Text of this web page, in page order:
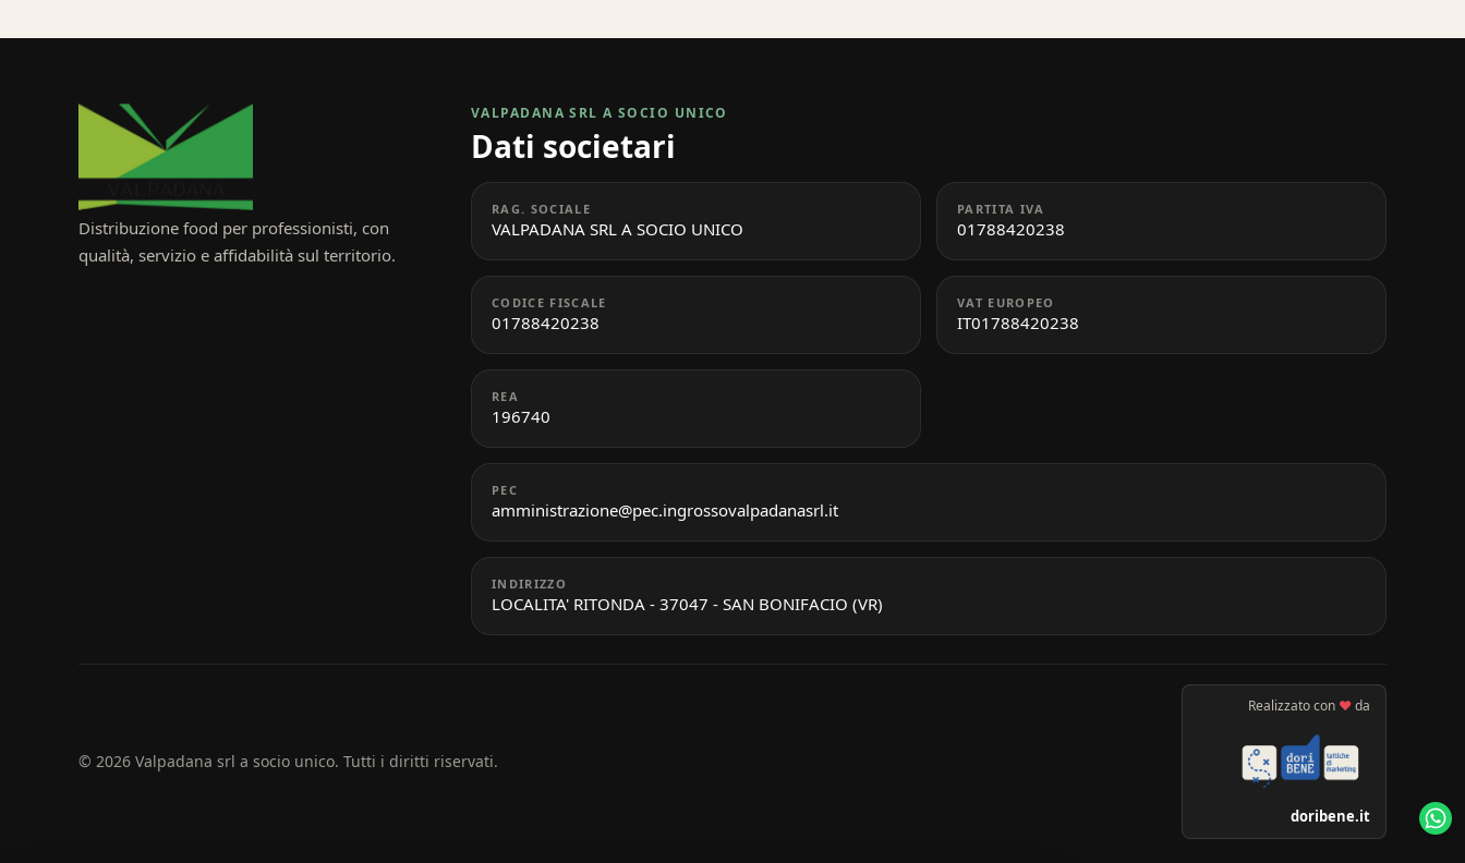
Distribuzione food per professionisti, con
qualità, servizio e affidabilità sul territorio.
VALPADANA SRL A SOCIO UNICO
Dati societari
RAG. SOCIALE
VALPADANA SRL A SOCIO UNICO
PARTITA IVA
01788420238
CODICE FISCALE
01788420238
VAT EUROPEO
IT01788420238
REA
196740
PEC
amministrazione@pec.ingrossovalpadanasrl.it
INDIRIZZO
LOCALITA' RITONDA - 37047 - SAN BONIFACIO (VR)
© 2026 Valpadana srl a socio unico. Tutti i diritti riservati.
Realizzato con ♥da
doribene.it